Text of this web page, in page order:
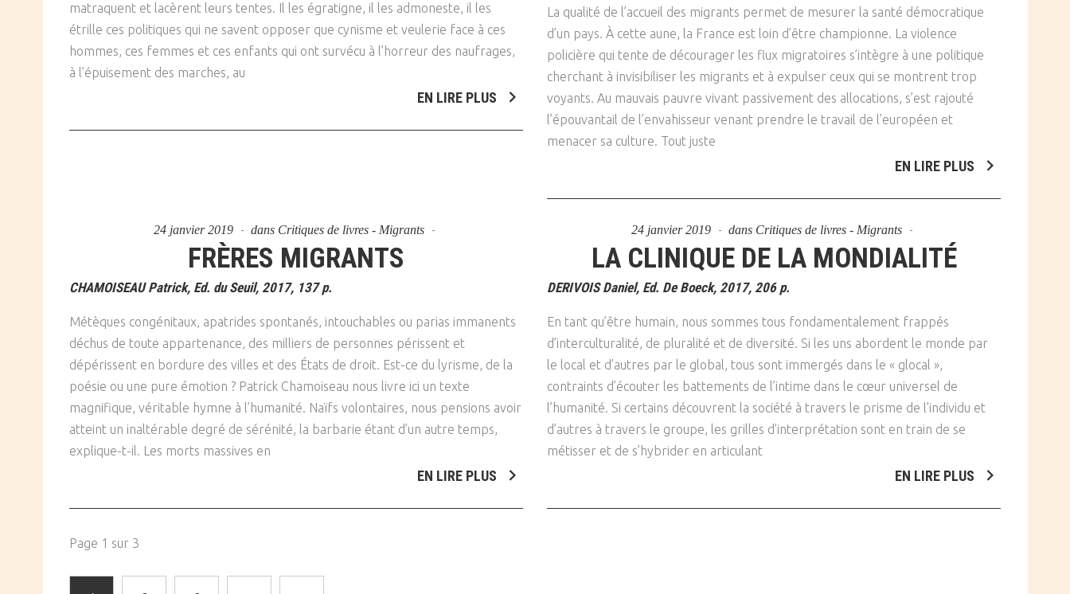
matraquent et lacèrent leurs tentes. Il les égratigne, il les admoneste, il les
étrille ces politiques qui ne savent opposer que cynisme et veulerie face à ces
hommes, ces femmes et ces enfants qui ont survécu à l’horreur des naufrages,
à l’épuisement des marches, au
EN LIRE PLUS
La qualité de l’accueil des migrants permet de mesurer la santé démocratique
d’un pays. À cette aune, la France est loin d’être championne. La violence
policière qui tente de décourager les flux migratoires s’intègre à une politique
cherchant à invisibiliser les migrants et à expulser ceux qui se montrent trop
voyants. Au mauvais pauvre vivant passivement des allocations, s’est rajouté
l’épouvantail de l’envahisseur venant prendre le travail de l’européen et
menacer sa culture. Tout juste
EN LIRE PLUS
24 janvier 2019 dans Critiques de livres - Migrants
FRÈRES MIGRANTS
CHAMOISEAU Patrick, Ed. du Seuil, 2017, 137 p.
Métèques congénitaux, apatrides spontanés, intouchables ou parias immanents
déchus de toute appartenance, des milliers de personnes périssent et
dépérissent en bordure des villes et des États de droit. Est-ce du lyrisme, de la
poésie ou une pure émotion ? Patrick Chamoiseau nous livre ici un texte
magnifique, véritable hymne à l’humanité. Naïfs volontaires, nous pensions avoir
atteint un inaltérable degré de sérénité, la barbarie étant d’un autre temps,
explique-t-il. Les morts massives en
EN LIRE PLUS
24 janvier 2019 dans Critiques de livres - Migrants
LA CLINIQUE DE LA MONDIALITÉ
DERIVOIS Daniel, Ed. De Boeck, 2017, 206 p.
En tant qu’être humain, nous sommes tous fondamentalement frappés
d’interculturalité, de pluralité et de diversité. Si les uns abordent le monde par
le local et d’autres par le global, tous sont immergés dans le « glocal »,
contraints d’écouter les battements de l’intime dans le cœur universel de
l’humanité. Si certains découvrent la société à travers le prisme de l’individu et
d’autres à travers le groupe, les grilles d’interprétation sont en train de se
métisser et de s’hybrider en articulant
EN LIRE PLUS
Page 1 sur 3